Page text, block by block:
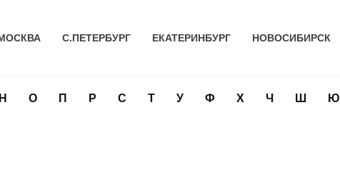
С.ПЕТЕРБУРГ ЕКАТЕРИНБУРГ НОВОСИБИРСК
Н О П Р С Т У Ф Х Ч Ш Ю